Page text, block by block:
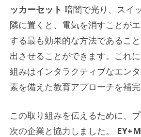
ッカーセット 暗闇で光り、スイ
隣に置くと、電気を消すことが
する最も効果的な方法であるこ
出させることができます。これ
組みはインタラクティブなエン
素を備えた教育アプローチを補完
この取り組みを伝えるために、
次の企業と協力しました。